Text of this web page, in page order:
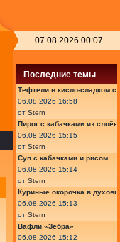
07.08.2026 00:07
Последние темы
Тефтели в кисло-сладком
06.08.2026 16:58
от Stern
Пирог с кабачками из
06.08.2026 15:15
от Stern
Суп с кабачками и рисом
06.08.2026 15:14
от Stern
Куриные окорочка в
06.08.2026 15:13
от Stern
Вафли «Зебра»
06.08.2026 15:12